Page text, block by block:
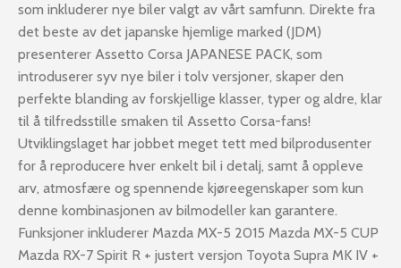
som inkluderer nye biler valgt av vårt samfunn. Direkte fra
det beste av det japanske hjemlige marked (JDM)
presenterer Assetto Corsa JAPANESE PACK, som
introduserer syv nye biler i tolv versjoner, skaper den
perfekte blanding av forskjellige klasser, typer og aldre, klar
til å tilfredsstille smaken til Assetto Corsa-fans!
Utviklingslaget har jobbet meget tett med bilprodusenter
for å reproducere hver enkelt bil i detalj, samt å oppleve
arv, atmosfære og spennende kjøreegenskaper som kun
denne kombinasjonen av bilmodeller kan garantere.
Funksjoner inkluderer Mazda MX-5 2015 Mazda MX-5 CUP
Mazda RX-7 Spirit R + justert versjon Toyota Supra MK IV +